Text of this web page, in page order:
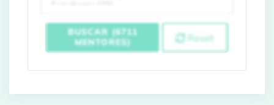
BUSCAR (6711
MENTORES)
Reset